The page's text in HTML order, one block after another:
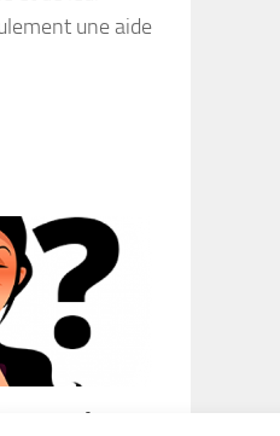
une aide
identifiant